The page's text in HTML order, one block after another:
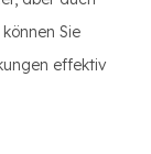
Sie
effektiv